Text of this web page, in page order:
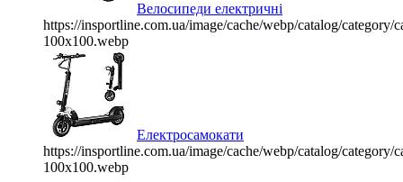
Велосипеди електричні
https://insportline.com.ua/image/cache/webp/catalog/category/
100x100.webp
Електросамокати
https://insportline.com.ua/image/cache/webp/catalog/category/
100x100.webp